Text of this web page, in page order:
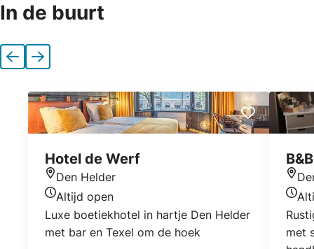
In de buurt
VorigeVolgende
Hotel de Werf
Locatie
Den Helder
Openingstijden vandaag
Altijd open
Luxe boetiekhotel in hartje Den Helder
met bar en Texel om de hoek
met